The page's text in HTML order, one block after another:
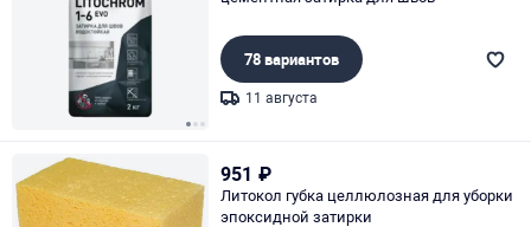
78 вариантов
11 августа
951 ₽
Литокол губка целлюлозная для уборки
эпоксидной затирки